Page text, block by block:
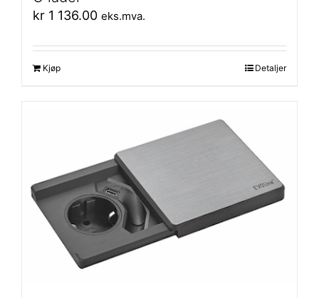
kr 1 136.00 eks.mva.
Kjøp Detaljer